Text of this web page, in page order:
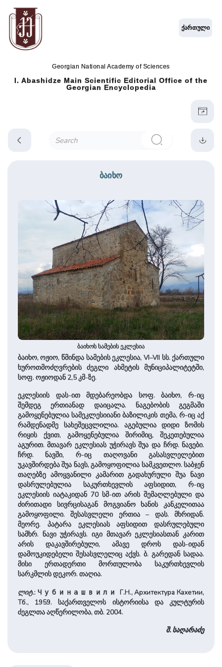
Georgian National Academy of Sciences
I. Abashidze Main Scientific Editorial Office of the
Georgian Encyclopedia
ქართული
ბაიხო
ბაიხოს სამების ეკლესია
ბაიხო, ოჟიო, წმინდა სამების ეკლესია, VI–VII სს. ქართული
ხუროთმოძღვრების ძეგლი ახმეტის მუნიციპალიტეტში,
სოფ. ოჟიოდან 2,5 კმ-ზე.
ეკლესიის დას-ით მდებარეობდა სოფ. ბაიხო, რ-იც
შემდეგ ერთიანად დაიცალა. ნაგებობის გეგმაში
გამოყენებულია სამეკლესიიანი ბაზილიკის თემა, რ-იც აქ
რამდენადმე სახეშეცვლილია. აგებულია დიდი ზომის
რიყის ქვით, გამოყენებულია შირიმიც, შეკეთებულია
აგურით. მთავარ ეკლესიას უჭირავს შუა და ჩრდ. ნავები.
ჩრდ. ნავში, რ-იც თაღოვანი გასასვლელებით
უკავშირდება შუა ნავს, გამოყოფილია სამკვეთლო. საბჯენ
თაღებზე ამოყვანილი კამარით გადახურული შუა ნავი
დასრულებულია საკურთხევლის აფსიდით, რ-იც
ეკლესიის იატაკიდან 70 სმ-ით არის შემაღლებული და
ძირითადი სივრცისაგან მოგვიანო ხანის კანკელითაა
გამოყოფილი. შესასვლელი ერთია – დას. მხრიდან.
მეორე. პატარა ეკლესიას აფსიდით დასრულებული
სამხრ. ნავი უჭირავს. იგი მთავარ ეკლესიასთან კარით
არის დაკავშირებული, ამავე დროს დას-იდან
დამოუკიდებელი შესასვლელიც აქვს. ბ. გარედან სადაა.
მისი ერთადერთი მორთულობა საკურთხევლის
სარკმლის დეკორ. თაღია.
ლიტ.: Чубинашвили
Г.Н., Архитектура Кахетии,
Тб., 1959. საქართველოს ისტორიისა და კულტურის
ძეგლთა აღწერილობა, თბ. 2004.
შ. საღარაძე